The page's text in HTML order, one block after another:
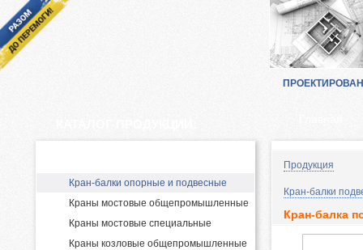
Кран-балки опорные и подвесные
Краны мостовые общепромышленные
Краны мостовые специальные
Краны козловые общепромышленные
Продукция
Кран-балки
Кран-балка